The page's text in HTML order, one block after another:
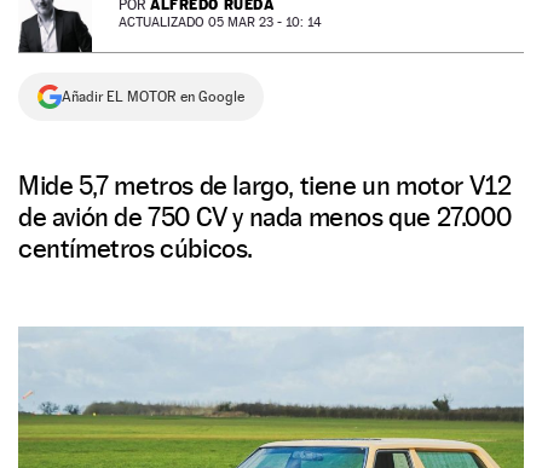
NEWSLETTER
SÍGUENOS
POR ALFREDO RUEDA
ACTUALIZADO 05 MAR 23 - 10: 14
Añadir EL MOTOR en Google
Mide 5,7 metros de largo, tiene un motor V12
de avión de 750 CV y nada menos que 27.000
centímetros cúbicos.